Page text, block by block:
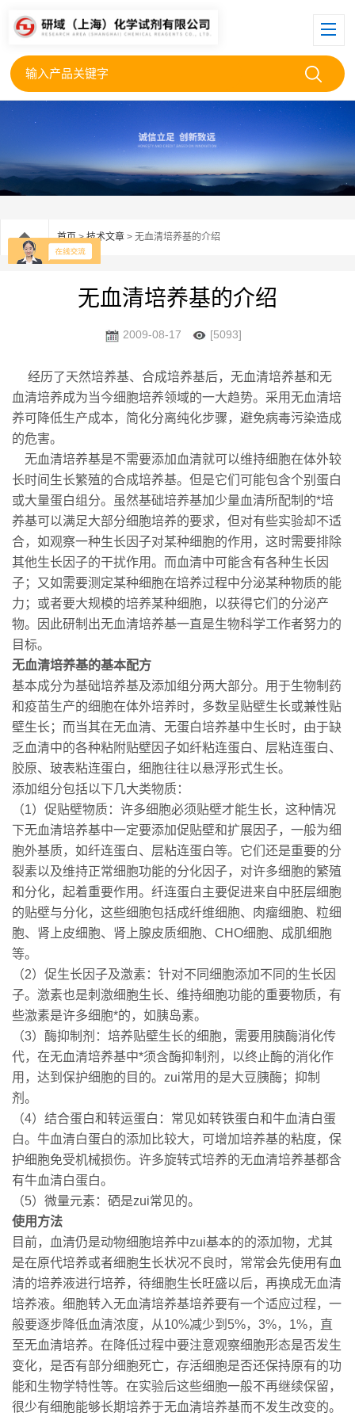
首页>技术文章 > 无血清培养基的介绍
无血清培养基的介绍
2009-08-17 [5093]
经历了天然培养基、合成培养基后，无血清培养基和无
血清培养成为当今细胞培养领域的一大趋势。采用无血清培
养可降低生产成本，简化分离纯化步骤，避免病毒污染造成
的危害。
无血清培养基是不需要添加血清就可以维持细胞在体外较
长时间生长繁殖的合成培养基。但是它们可能包含个别蛋白
或大量蛋白组分。虽然基础培养基加少量血清所配制的*培
养基可以满足大部分细胞培养的要求，但对有些实验却不适
合，如观察一种生长因子对某种细胞的作用，这时需要排除
其他生长因子的干扰作用。而血清中可能含有各种生长因
子；又如需要测定某种细胞在培养过程中分泌某种物质的能
力；或者要大规模的培养某种细胞，以获得它们的分泌产
物。因此研制出无血清培养基一直是生物科学工作者努力的
目标。
无血清培养基的基本配方
基本成分为基础培养基及添加组分两大部分。用于生物制药
和疫苗生产的细胞在体外培养时，多数呈贴壁生长或兼性贴
壁生长；而当其在无血清、无蛋白培养基中生长时，由于缺
乏血清中的各种粘附贴壁因子如纤粘连蛋白、层粘连蛋白、
胶原、玻表粘连蛋白，细胞往往以悬浮形式生长。
添加组分包括以下几大类物质：
（1）促贴壁物质：许多细胞必须贴壁才能生长，这种情况
下无血清培养基中一定要添加促贴壁和扩展因子，一般为细
胞外基质，如纤连蛋白、层粘连蛋白等。它们还是重要的分
裂素以及维持正常细胞功能的分化因子，对许多细胞的繁殖
和分化，起着重要作用。纤连蛋白主要促进来自中胚层细胞
的贴壁与分化，这些细胞包括成纤维细胞、肉瘤细胞、粒细
胞、肾上皮细胞、肾上腺皮质细胞、CHO细胞、成肌细胞
等。
（2）促生长因子及激素：针对不同细胞添加不同的生长因
子。激素也是刺激细胞生长、维持细胞功能的重要物质，有
些激素是许多细胞*的，如胰岛素。
（3）酶抑制剂：培养贴壁生长的细胞，需要用胰酶消化传
代，在无血清培养基中*须含酶抑制剂，以终止酶的消化作
用，达到保护细胞的目的。zui常用的是大豆胰酶；抑制
剂。
（4）结合蛋白和转运蛋白：常见如转铁蛋白和牛血清白蛋
白。牛血清白蛋白的添加比较大，可增加培养基的粘度，保
护细胞免受机械损伤。许多旋转式培养的无血清培养基都含
有牛血清白蛋白。
（5）微量元素：硒是zui常见的。
使用方法
目前，血清仍是动物细胞培养中zui基本的的添加物，尤其
是在原代培养或者细胞生长状况不良时，常常会先使用有血
清的培养液进行培养，待细胞生长旺盛以后，再换成无血清
培养液。细胞转入无血清培养基培养要有一个适应过程，一
般要逐步降低血清浓度，从10%减少到5%，3%，1%，直
至无血清培养。在降低过程中要注意观察细胞形态是否发生
变化，是否有部分细胞死亡，存活细胞是否还保持原有的功
能和生物学特性等。在实验后这些细胞一般不再继续保留，
很少有细胞能够长期培养于无血清培养基而不发生改变的。